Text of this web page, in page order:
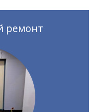
ремонт